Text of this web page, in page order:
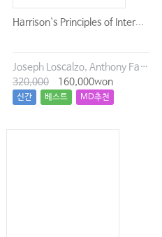
Harrison`s Principles of Inter...
Joseph Loscalzo, Anthony Fauci, Dennis Kasper, Stephen Hauser, Dan Longo, J. Larry Jameson
320,000
160,000won
신간 베스트 MD추천